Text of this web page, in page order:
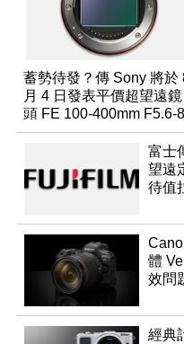
蓄勢待發？傳 Sony 將於
月 4 日發表平價超望遠鏡
頭 FE 100-400mm F5.6-8
富士
望遠
待值
體
效問
經典